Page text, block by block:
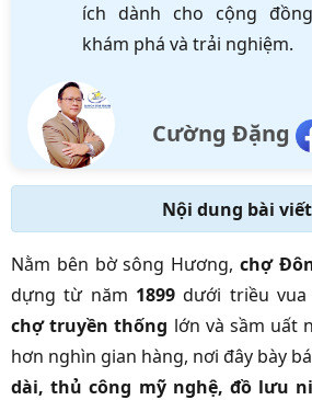
ích dành cho cộng
khám phá và trải nghiệm.
Cường Đặng
Nội dung bài viết
Nằm bên bờ sông Hương, chợ
dựng từ năm 1899dưới triều vua
chợ truyền thống lớn và sầm uất
hơn nghìn gian hàng, nơi đây bày
dài, thủ công mỹ nghệ, đồ lưu